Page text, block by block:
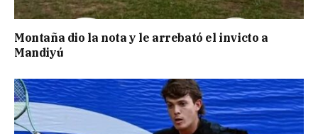
Montaña dio la nota y le arrebató el invicto a
Mandiyú